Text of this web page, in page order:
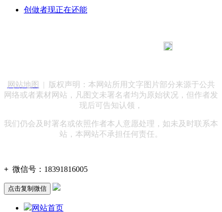
创做者现正在还能
网站地图
| 版权声明：本网站所用文字图片部分来源于公共
网络或者素材网站，凡图文未署名者均为原始状况，但作者发
现后可告知认领，
我们仍会及时署名或依照作者本人意愿处理，如未及时联系本
站，本网站不承担任何责任。
+ 微信号： 18391816005
点击复制微信
网站首页